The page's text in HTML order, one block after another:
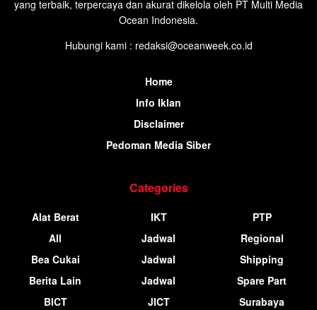
yang terbaik, terpercaya dan akurat dikelola oleh PT Multi Media
Ocean Indonesia.
Hubungi kami : redaksi@oceanweek.co.id
Home
Info Iklan
Disclaimer
Pedoman Media Siber
Categories
Alat Berat
All
Bea Cukai
Berita Lain
BICT
IKT
Jadwal
Jadwal
Jadwal
JICT
PTP
Regional
Shipping
Spare Part
Surabaya